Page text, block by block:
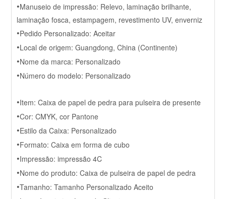
•Manuseio de impressão: Relevo, laminação brilhante,
laminação fosca, estampagem, revestimento UV, enverniz
•Pedido Personalizado: Aceitar
•Local de origem: Guangdong, China (Continente)
•Nome da marca: Personalizado
•Número do modelo: Personalizado
•Item: Caixa de papel de pedra para pulseira de presente
•Cor: CMYK, cor Pantone
•Estilo da Caixa: Personalizado
•Formato: Caixa em forma de cubo
•Impressão: impressão 4C
•Nome do produto: Caixa de pulseira de papel de pedra
•Tamanho: Tamanho Personalizado Aceito